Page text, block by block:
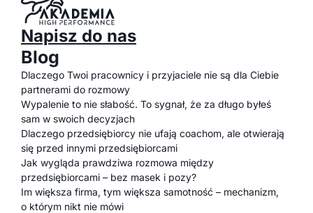
Napisz do nas
Blog
Dlaczego Twoi pracownicy i przyjaciele nie są dla Ciebie
partnerami do rozmowy
Wypalenie to nie słabość. To sygnał, że za długo byłeś
sam w swoich decyzjach
Dlaczego przedsiębiorcy nie ufają coachom, ale otwierają
się przed innymi przedsiębiorcami
Jak wygląda prawdziwa rozmowa między
przedsiębiorcami – bez masek i pozy?
Im większa firma, tym większa samotność – mechanizm,
o którym nikt nie mówi